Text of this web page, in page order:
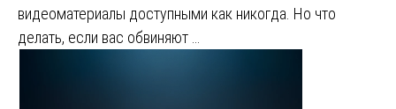
видеоматериалы доступными как никогда. Но что
делать, если вас обвиняют …